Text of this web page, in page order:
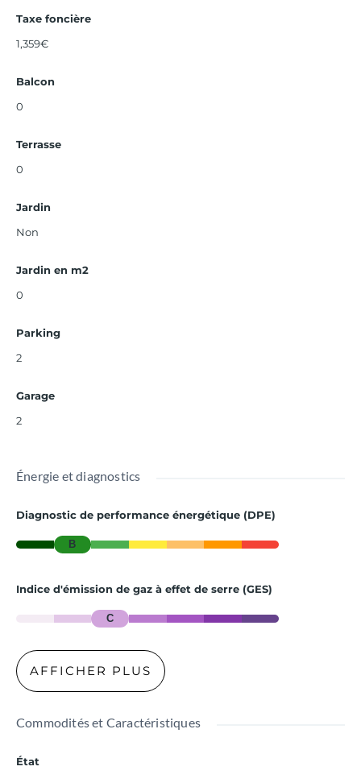
Taxe foncière
1,359€
Balcon
0
Terrasse
0
Jardin
Non
Jardin en m2
0
Parking
2
Garage
2
Énergie et diagnostics
Diagnostic de performance énergétique (DPE)
B
Indice d'émission de gaz à effet de serre (GES)
C
AFFICHER PLUS
Commodités et Caractéristiques
État